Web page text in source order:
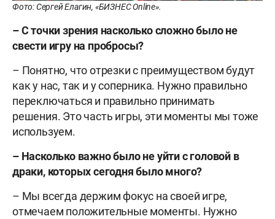
Фото: Сергей Елагин, «БИЗНЕС Online».
– С точки зрения насколько сложно было не
свести игру на пробросы?
– Понятно, что отрезки с преимуществом будут
как у нас, так и у соперника. Нужно правильно
переключаться и правильно принимать
решения. Это часть игры, эти моменты мы тоже
используем.
– Насколько важно было не уйти с головой в
драки, которых сегодня было много?
– Мы всегда держим фокус на своей игре,
отмечаем положительные моменты. Нужно